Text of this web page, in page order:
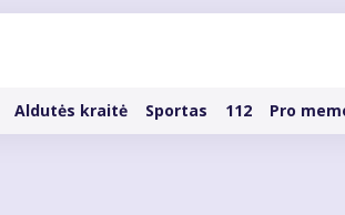
Aldutės kraitė Sportas 112 Pro